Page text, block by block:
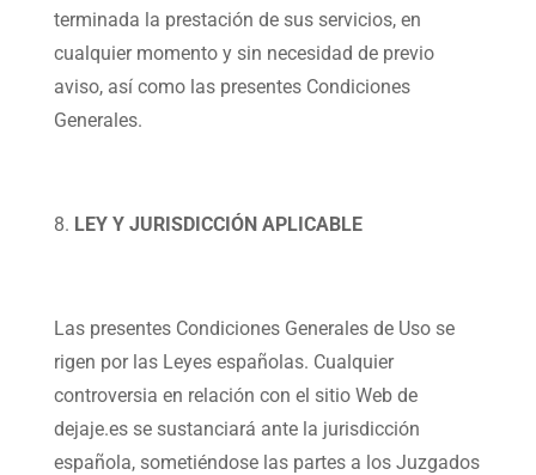
terminada la prestación de sus servicios, en
cualquier momento y sin necesidad de previo
aviso, así como las presentes Condiciones
Generales.
LEY Y JURISDICCIÓN APLICABLE
Las presentes Condiciones Generales de Uso se
rigen por las Leyes españolas. Cualquier
controversia en relación con el sitio Web de
dejaje.es se sustanciará ante la jurisdicción
española, sometiéndose las partes a los Juzgados